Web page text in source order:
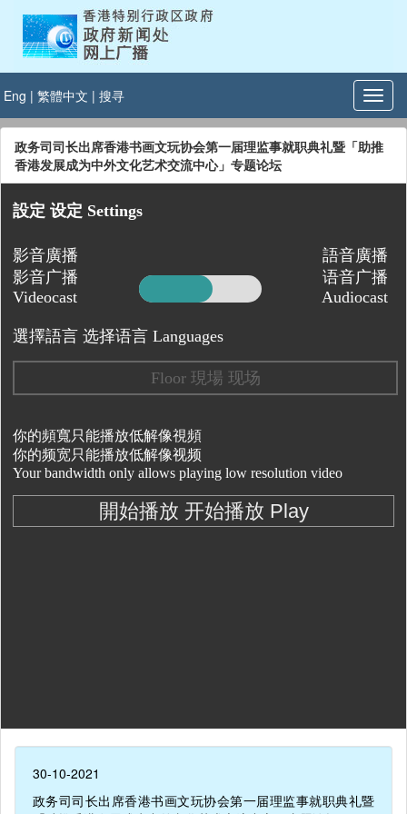
Eng | 繁體中文 | 搜寻
政务司司长出席香港书画文玩协会第一届理监事就职典礼暨「助推
香港发展成为中外文化艺术交流中心」专题论坛
30-10-2021
政务司司长出席香港书画文玩协会第一届理监事就职典礼暨